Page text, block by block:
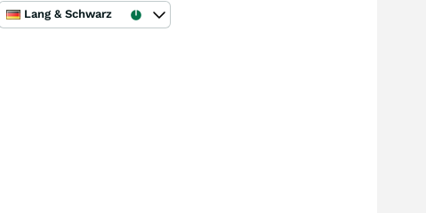
Lang & Schwarz